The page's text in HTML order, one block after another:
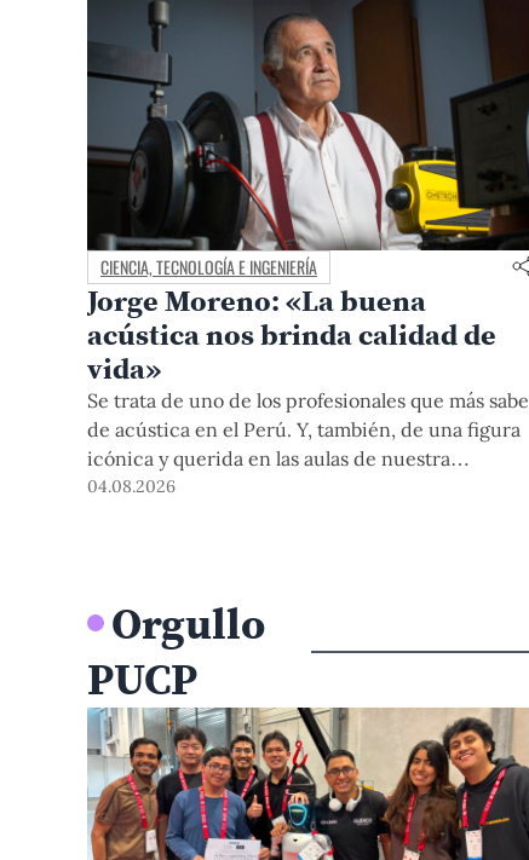
CIENCIA, TECNOLOGÍA E INGENIERÍA
Jorge Moreno: «La buena
acústica nos brinda calidad de
vida»
Se trata de uno de los profesionales que más sabe
de acústica en el Perú. Y, también, de una figura
icónica y querida en las aulas de nuestra
Universidad. Conversamos con el jefe del
los retos de la acústica arquitectónica, el
potencial de la arqueoacústica en el país y la
contaminación sonora en la capital. Todo a
propósito del XIV Congreso Iberoamericano de
Acústica a realizarse por primera vez en Lima.
04.08.2026
Orgullo
PUCP